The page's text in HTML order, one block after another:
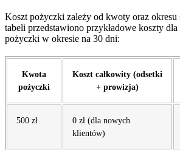
Koszt pożyczki zależy od kwoty oraz okresu
tabeli przedstawiono przykładowe koszty
pożyczki w okresie na 30 dni:
Kwota
pożyczki
Koszt całkowity (odsetki
+ prowizja)
500 zł
0 zł (dla nowych
klientów)